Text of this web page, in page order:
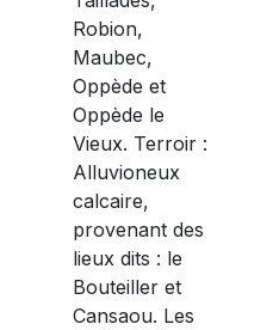
Robion,
Maubec,
Oppède et
Oppède le
Vieux. Terroir :
Alluvioneux
calcaire,
provenant des
lieux dits : le
Bouteiller et
Cansaou. Les